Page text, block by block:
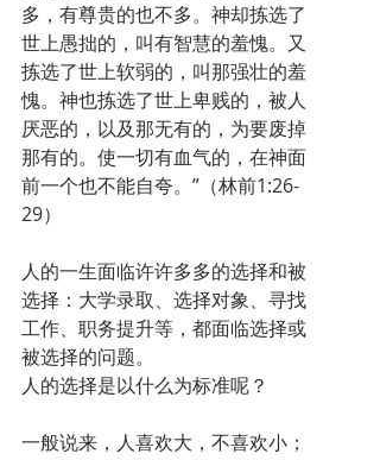
多，有尊贵的也不多。神却拣选了
世上愚拙的，叫有智慧的羞愧。又
拣选了世上软弱的，叫那强壮的羞
愧。神也拣选了世上卑贱的，被人
厌恶的，以及那无有的，为要废掉
那有的。使一切有血气的，在神面
前一个也不能自夸。”（林前1:26-
29）
人的一生面临许许多多的选择和被
选择：大学录取、选择对象、寻找
工作、职务提升等，都面临选择或
被选择的问题。
人的选择是以什么为标准呢？
一般说来，人喜欢大，不喜欢小；